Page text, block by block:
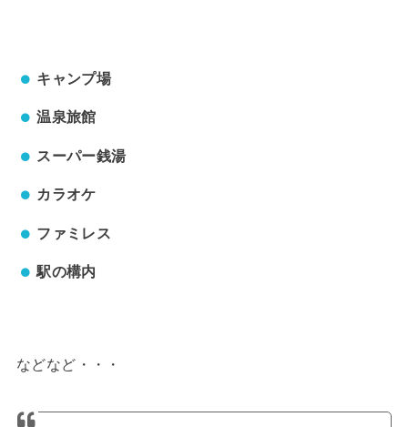
キャンプ場
温泉旅館
スーパー銭湯
カラオケ
ファミレス
駅の構内
などなど・・・